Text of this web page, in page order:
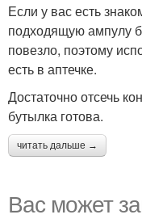
Если у вас есть
подходящую ампулу
повезло, поэтому
есть в аптечке.
Достаточно отсечь
бутылка готова.
читать дальше →
Вас может